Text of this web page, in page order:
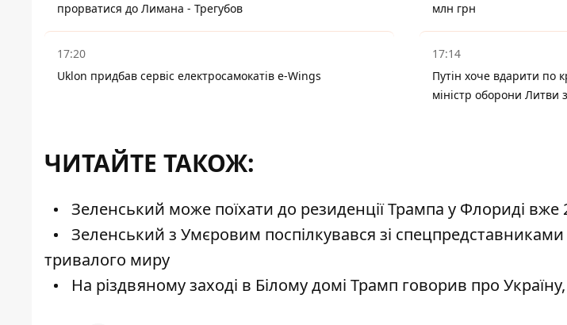
прорватися до Лимана - Трегубов
млн грн
17:20
Uklon придбав сервіс електросамокатів e-Wings
17:14
Путін хоче вдарити по
міністр оборони Литви
ЧИТАЙТЕ ТАКОЖ:
Зеленський може поїхати до резиденції Трампа у Флориді вже
Зеленський з Умєровим поспілкувався зі спецпредставниками
тривалого миру
На різдвяному заході в Білому домі Трамп говорив про